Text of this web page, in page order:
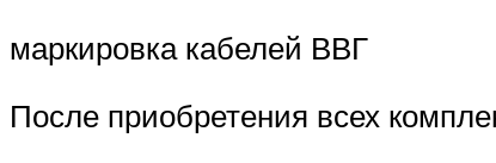
маркировка кабелей ВВГ
После приобретения всех